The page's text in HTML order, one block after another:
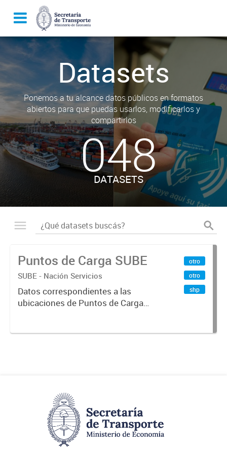
Datasets
Ponemos a tu alcance datos públicos en formatos
abiertos para que puedas usarlos, modificarlos y
compartirlos
048
DATASETS
Puntos de Carga SUBE
SUBE - Nación Servicios
Datos correspondientes a las
ubicaciones de Puntos de Carga
otro
otro
shp